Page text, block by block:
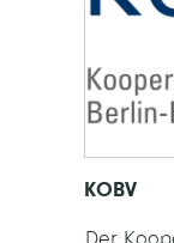
KOBV